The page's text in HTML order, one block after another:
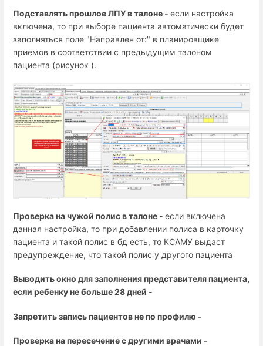
Подставлять прошлое ЛПУ в талоне - если настройка
включена, то при выборе пациента автоматически будет
заполняться поле "Направлен от:" в планировщике
приемов в соответствии с предыдущим талоном
пациента (рисунок ).
Проверка на чужой полис в талоне - если включена
данная настройка, то при добавлении полиса в карточку
пациента и такой полис в бд есть, то КСАМУ выдаст
предупреждение, что такой полис у другого пациента
Выводить окно для заполнения представителя пациента,
если ребенку не больше 28 дней -
Запретить запись пациентов не по профилю -
Проверка на пересечение с другими врачами -